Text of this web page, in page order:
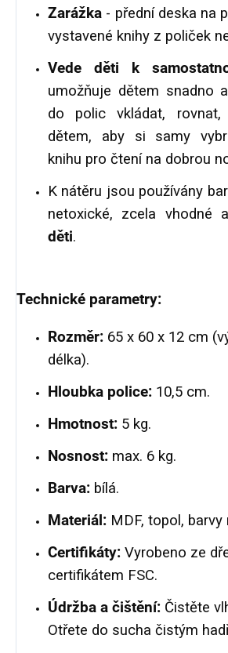
Zarážka - přední deska na
vystavené knihy z poliček
Vede děti k
umožňuje dětem snadno
do polic vkládat, rovnat,
dětem, aby si samy
knihu pro čtení na dobrou
K nátěru jsou používány
netoxické, zcela vhodné
děti.
Technické parametry:
Rozměr: 65 x 60 x 12 cm
délka).
Hloubka police: 10,5 cm.
Hmotnost: 5 kg.
Nosnost: max. 6 kg.
Barva: bílá.
Materiál: MDF, topol, barvy
Certifikáty: Vyrobeno ze
certifikátem FSC.
Údržba a čištění: Čistěte
Otřete do sucha čistým